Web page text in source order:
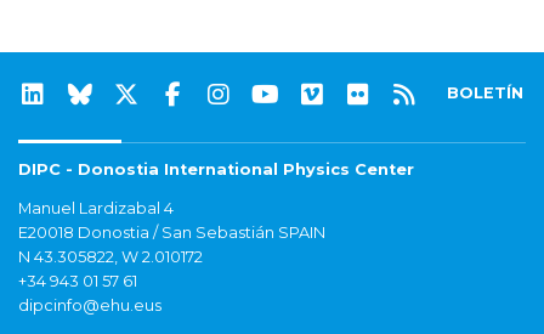
BOLETÍN
DIPC - Donostia International Physics Center
Manuel Lardizabal 4
E20018 Donostia / San Sebastián SPAIN
N 43.305822, W 2.010172
+34 943 01 57 61
dipcinfo@ehu.eus